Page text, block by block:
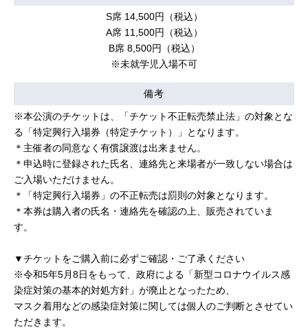
S席 14,500円（税込）
A席 11,500円（税込）
B席 8,500円（税込）
※未就学児入場不可
備考
※本公演のチケットは、「チケット不正転売禁止法」の対象とな
る「特定興行入場券（特定チケット）」となります。
＊主催者の同意なく有償譲渡は出来ません。
＊申込時に登録された氏名、連絡先と来場者が一致しない場合は
ご入場いただけません。
＊「特定興行入場券」の不正転売は罰則の対象となります。
＊本券は購入者の氏名・連絡先を確認の上、販売されていま
す。
▼チケットをご購入前に必ずご確認・ご了承ください
※令和5年5月8日をもって、政府による「新型コロナウイルス感
染症対策の基本的対処⽅針」が廃⽌となったため、
マスク着用などの感染症対策に関しては個⼈のご判断とさせてい
ただきます。